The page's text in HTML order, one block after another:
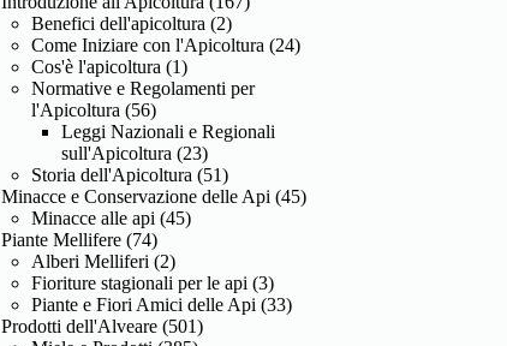
Benefici dell'apicoltura (2)
Come Iniziare con l'Apicoltura (24)
Cos'è l'apicoltura (1)
Normative e Regolamenti per
l'Apicoltura (56)
Leggi Nazionali e Regionali
sull'Apicoltura (23)
Storia dell'Apicoltura (51)
Minacce e Conservazione delle Api (45)
Minacce alle api (45)
Piante Mellifere (74)
Alberi Melliferi (2)
Fioriture stagionali per le api (3)
Piante e Fiori Amici delle Api (33)
Prodotti dell'Alveare (501)